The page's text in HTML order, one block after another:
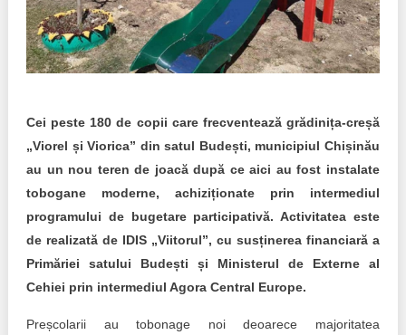
15 minute de realism economic
Trend Hunter
Aplică la BUNELE PRACTICI
Transparența întreprinderilor de stat
Cele mai bune și cele mai proaste politici locale din
Democrația, independența și transparența instituțiilor
Cei peste 180 de copii care frecventează grădinița-creșă
„Viorel și Viorica” din satul Budești, municipiul Chișinău
au un nou teren de joacă după ce aici au fost instalate
tobogane moderne, achiziționate prin intermediul
programului de bugetare participativă. Activitatea este
de realizată de IDIS „Viitorul”, cu susținerea financiară a
Primăriei satului Budești și Ministerul de Externe al
Cehiei prin intermediul Agora Central Europe.
Preșcolarii au tobonage noi deoarece majoritatea